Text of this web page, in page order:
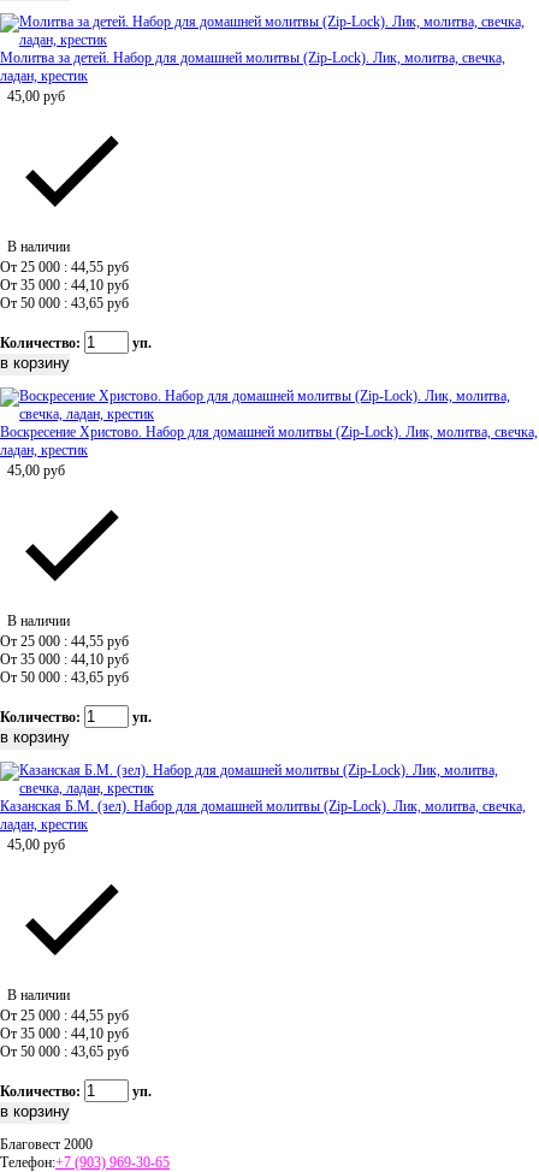
Молитва за детей. Набор для домашней молитвы (Zip-Lock). Лик, молитва, свечка,
ладан, крестик
45,00 руб
В наличии
От 25 000 : 44,55 руб
От 35 000 : 44,10 руб
От 50 000 : 43,65 руб
Количество: уп.
Воскресение Христово. Набор для домашней молитвы (Zip-Lock). Лик, молитва, свечка,
ладан, крестик
45,00 руб
В наличии
От 25 000 : 44,55 руб
От 35 000 : 44,10 руб
От 50 000 : 43,65 руб
Количество: уп.
Казанская Б.М. (зел). Набор для домашней молитвы (Zip-Lock). Лик, молитва, свечка,
ладан, крестик
45,00 руб
В наличии
От 25 000 : 44,55 руб
От 35 000 : 44,10 руб
От 50 000 : 43,65 руб
Количество: уп.
Благовест 2000
Телефон:+7 (903) 969-30-65